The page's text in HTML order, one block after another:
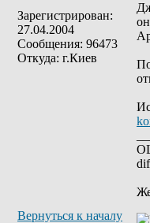
Зарегистрирован:
27.04.2004
Сообщения: 96473
Откуда: г.Киев
Вернуться к началу